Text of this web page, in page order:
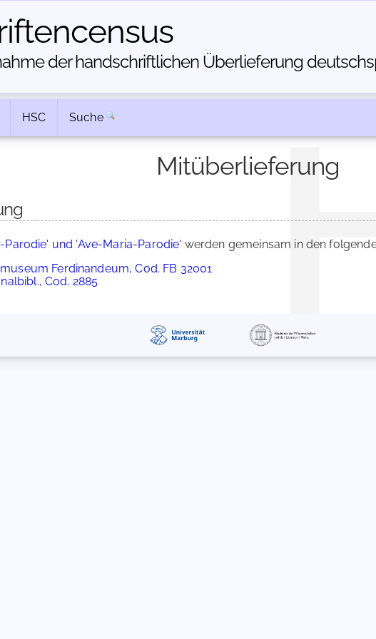
der handschriftlichen Über­lieferung
HSC Suche
Mitüberlieferung
Parodie' und 'Ave-Maria-Parodie' werden gemeinsam in den
Ferdinandeum, Cod. FB 32001
Cod. 2885